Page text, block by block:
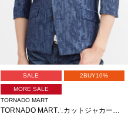
SALE 2BUY10%
MORE SALE
TORNADO MART
TORNADO MART∴カットジャカード7分袖ジャケット